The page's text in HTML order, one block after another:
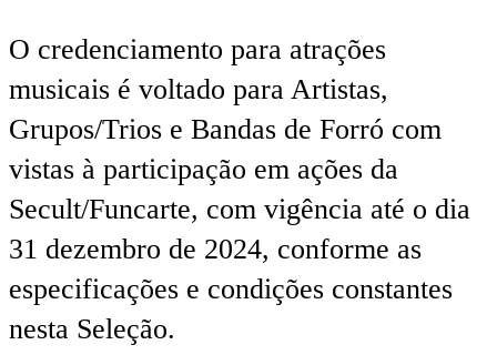
O credenciamento para atrações
musicais é voltado para Artistas,
Grupos/Trios e Bandas de Forró com
vistas à participação em ações da
Secult/Funcarte, com vigência até o dia
31 dezembro de 2024, conforme as
especificações e condições constantes
nesta Seleção.